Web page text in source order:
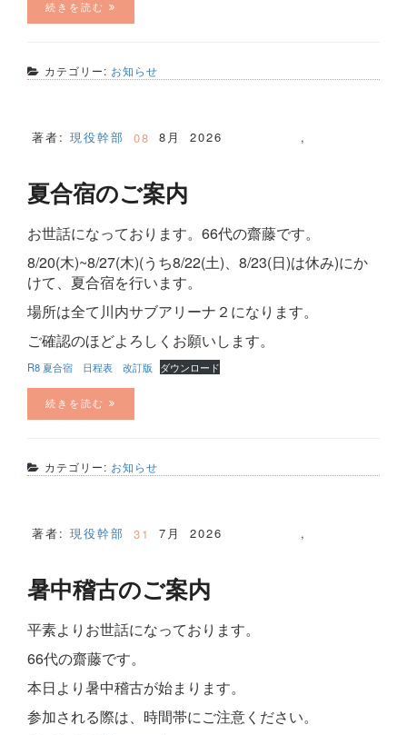
続きを読む
カテゴリー: お知らせ
著者: 現役幹部 08 8月 ,
2026
夏合宿のご案内
お世話になっております。66代の齋藤です。
8/20(木)~8/27(木)(うち8/22(土)、8/23(日)は休み)にか
けて、夏合宿を行います。
場所は全て川内サブアリーナ２になります。
ご確認のほどよろしくお願いします。
R8 夏合宿 日程表 改訂版 ダウンロード
続きを読む
カテゴリー: お知らせ
著者: 現役幹部 31 7月 ,
2026
暑中稽古のご案内
平素よりお世話になっております。
66代の齋藤です。
本日より暑中稽古が始まります。
参加される際は、時間帯にご注意ください。